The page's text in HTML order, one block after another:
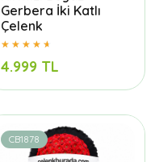
Gerbera İki Katlı
Çelenk
4.999 TL
CB1878